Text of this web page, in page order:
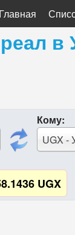
Главная
в
Кому:
UGX -
UGX